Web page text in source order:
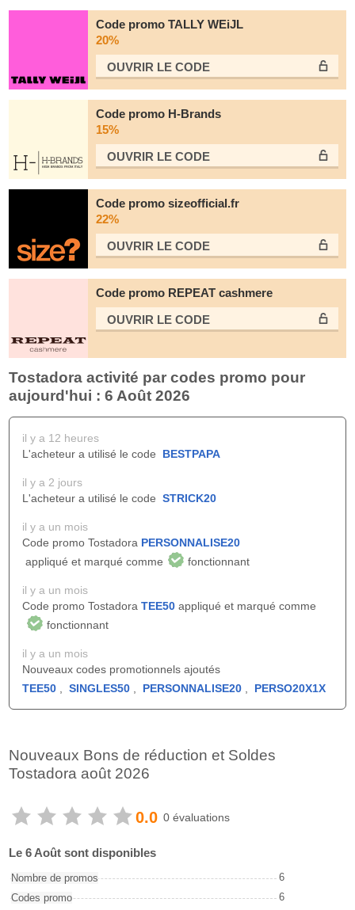
Code promo TALLY WEiJL
20%
OUVRIR LE СODE
Code promo H-Brands
15%
OUVRIR LE СODE
Code promo sizeofficial.fr
22%
OUVRIR LE СODE
Code promo REPEAT cashmere
OUVRIR LE СODE
Tostadora activité par codes promo pour
aujourd'hui : 6 Août 2026
il y a 12 heures
L'acheteur a utilisé le code BESTPAPA
il y a 2 jours
L'acheteur a utilisé le code STRICK20
il y a un mois
Code promo Tostadora PERSONNALISE20
appliqué et marqué comme
fonctionnant
il y a un mois
Code promo Tostadora TEE50 appliqué et marqué comme
fonctionnant
il y a un mois
Nouveaux codes promotionnels ajoutés
TEE50
SINGLES50 PERSONNALISE20 PERSO20X1X
Nouveaux Bons de réduction et Soldes
Tostadora août 2026
0.0 0 évaluations
Le 6 Août sont disponibles
Nombre de promos
6
Codes promo
6